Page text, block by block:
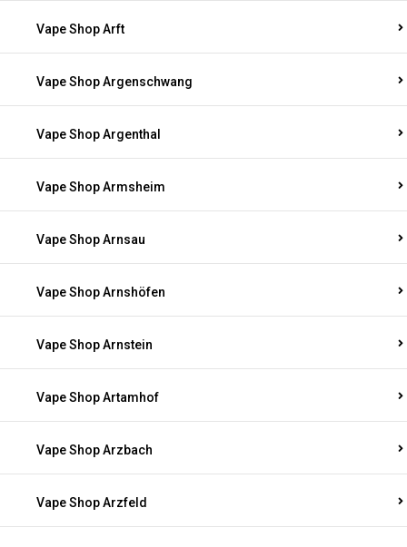
Vape Shop Arft
Vape Shop Argenschwang
Vape Shop Argenthal
Vape Shop Armsheim
Vape Shop Arnsau
Vape Shop Arnshöfen
Vape Shop Arnstein
Vape Shop Artamhof
Vape Shop Arzbach
Vape Shop Arzfeld